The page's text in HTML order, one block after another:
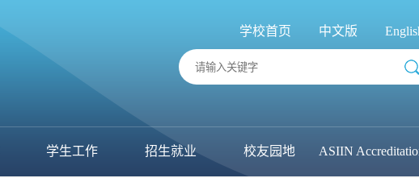
学校首页 中文版
学生工作 招生就业 校友园地 ASIIN